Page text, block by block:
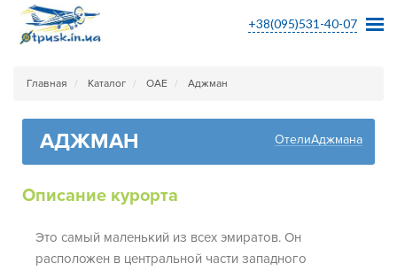
+38(095)531-40-07
Главная Каталог ОАЕ Аджман
АДЖМАН ОтелиАджмана
Описание курорта
Это самый маленький из всех эмиратов. Он
расположен в центральной части западного